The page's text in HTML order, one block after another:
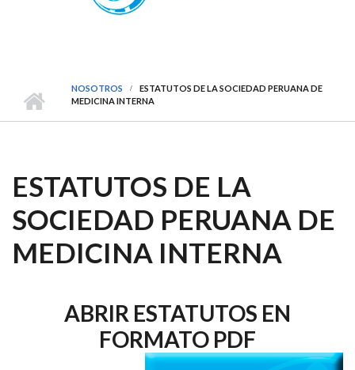
NOSOTROS
ESTATUTOS DE LA SOCIEDAD PERUANA DE
MEDICINA INTERNA
ESTATUTOS DE LA
SOCIEDAD PERUANA DE
MEDICINA INTERNA
ABRIR ESTATUTOS EN
FORMATO PDF